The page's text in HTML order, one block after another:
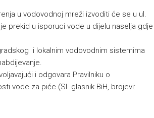
u vodovodnoj mreži izvoditi će se u ul.
prekid u isporuci vode u dijelu naselja gdje
i lokalnim vodovodnim sistemima
i odgovara Pravilniku o
vode za piće (Sl. glasnik BiH, brojevi: